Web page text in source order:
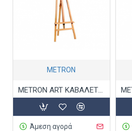
METRON
METRON ART ΚΑΒΑΛΕΤΟ ΞΥΛΙΝΟ ΔΑΠΕΔΟΥ ΤΡΙΠΟΔΟ 66x87x231
Άμεση αγορά